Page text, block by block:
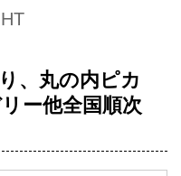
、丸の内ピカ
ー他全国順次